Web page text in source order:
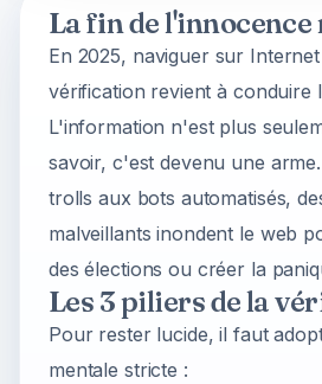
La fin de
En 2025, naviguer sur
vérification revient à conduire
L'information n'est plus
savoir, c'est devenu une
trolls aux bots automatisés,
malveillants inondent le web
des élections ou créer la
Les 3 piliers de la
Pour rester lucide, il faut
mentale stricte :